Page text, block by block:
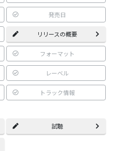
発売日
リリースの概要
フォーマット
レーベル
トラック情報
試聴